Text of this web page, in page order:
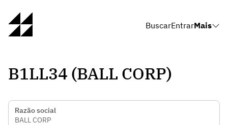
BuscarEntrarMais
B1LL34 (BALL CORP)
Razão social
BALL CORP